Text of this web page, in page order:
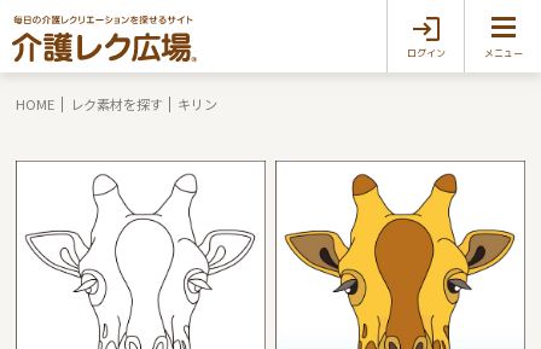
ログイン メニュー
HOME レク素材を探す キリン